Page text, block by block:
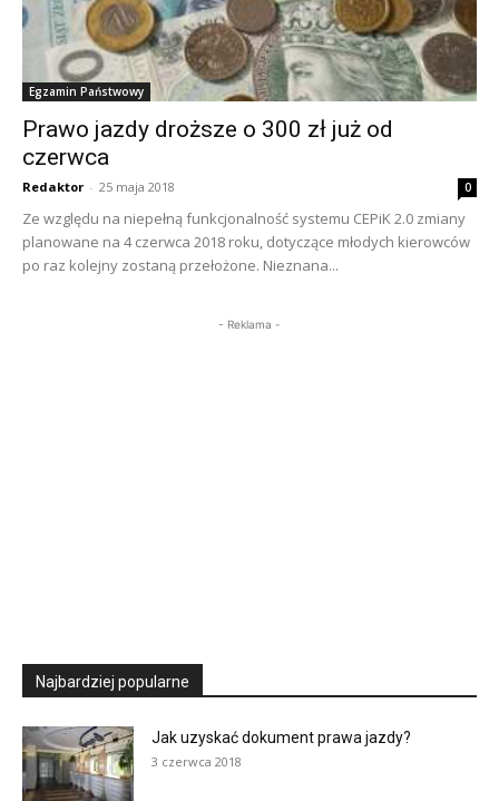
Egzamin Państwowy
Prawo jazdy droższe o 300 zł już od
czerwca
Redaktor - 25 maja 2018 0
Ze względu na niepełną funkcjonalność systemu CEPiK 2.0 zmiany
planowane na 4 czerwca 2018 roku, dotyczące młodych kierowców
po raz kolejny zostaną przełożone. Nieznana...
- Reklama -
Najbardziej popularne
Jak uzyskać dokument prawa jazdy?
3 czerwca 2018